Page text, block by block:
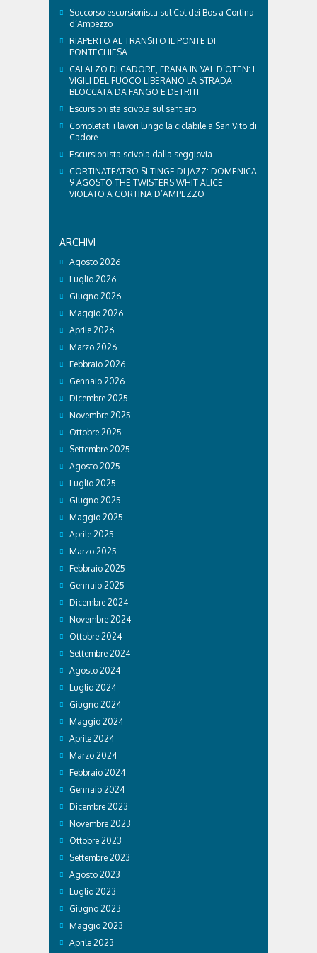
Soccorso escursionista sul Col dei Bos a Cortina
d’Ampezzo
RIAPERTO AL TRANSITO IL PONTE DI
PONTECHIESA
CALALZO DI CADORE, FRANA IN VAL D’OTEN: I
VIGILI DEL FUOCO LIBERANO LA STRADA
BLOCCATA DA FANGO E DETRITI
Escursionista scivola sul sentiero
Completati i lavori lungo la ciclabile a San Vito di
Cadore
Escursionista scivola dalla seggiovia
CORTINATEATRO SI TINGE DI JAZZ: DOMENICA
9 AGOSTO THE TWISTERS WHIT ALICE
VIOLATO A CORTINA D’AMPEZZO
ARCHIVI
Agosto 2026
Luglio 2026
Giugno 2026
Maggio 2026
Aprile 2026
Marzo 2026
Febbraio 2026
Gennaio 2026
Dicembre 2025
Novembre 2025
Ottobre 2025
Settembre 2025
Agosto 2025
Luglio 2025
Giugno 2025
Maggio 2025
Aprile 2025
Marzo 2025
Febbraio 2025
Gennaio 2025
Dicembre 2024
Novembre 2024
Ottobre 2024
Settembre 2024
Agosto 2024
Luglio 2024
Giugno 2024
Maggio 2024
Aprile 2024
Marzo 2024
Febbraio 2024
Gennaio 2024
Dicembre 2023
Novembre 2023
Ottobre 2023
Settembre 2023
Agosto 2023
Luglio 2023
Giugno 2023
Maggio 2023
Aprile 2023